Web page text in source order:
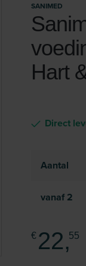
SANIMED
Hart
Direct
Aantal
vanaf 2
€ 22,55